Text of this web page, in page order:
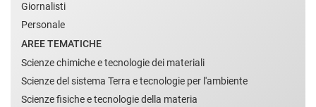
Giornalisti
Personale
AREE TEMATICHE
Scienze chimiche e tecnologie dei materiali
Scienze del sistema Terra e tecnologie per l'ambiente
Scienze fisiche e tecnologie della materia